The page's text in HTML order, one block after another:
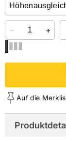
Online
− +
Auf die